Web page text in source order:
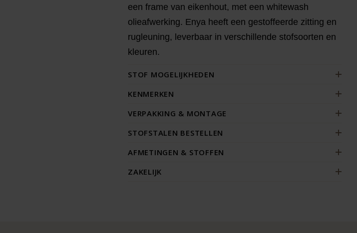
een frame van eikenhout, met een whitewash
olieafwerking. Enya heeft een gestoffeerde zitting en
rugleuning, leverbaar in verschillende stofsoorten en
kleuren.
STOF MOGELIJKHEDEN
KENMERKEN
VERPAKKING & MONTAGE
STOFSTALEN BESTELLEN
AFMETINGEN & STOFFEN
ZAKELIJK